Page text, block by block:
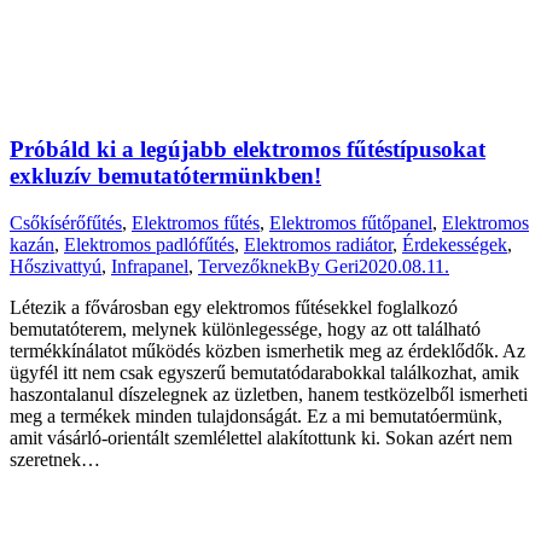
Próbáld ki a legújabb elektromos fűtéstípusokat
exkluzív bemutatótermünkben!
Csőkísérőfűtés, Elektromos fűtés, Elektromos fűtőpanel, Elektromos
kazán, Elektromos padlófűtés, Elektromos radiátor, Érdekességek,
Hőszivattyú, Infrapanel, TervezőknekBy Geri2020.08.11.
Létezik a fővárosban egy elektromos fűtésekkel foglalkozó
bemutatóterem, melynek különlegessége, hogy az ott található
termékkínálatot működés közben ismerhetik meg az érdeklődők. Az
ügyfél itt nem csak egyszerű bemutatódarabokkal találkozhat, amik
haszontalanul díszelegnek az üzletben, hanem testközelből ismerheti
meg a termékek minden tulajdonságát. Ez a mi bemutatóermünk,
amit vásárló-orientált szemlélettel alakítottunk ki. Sokan azért nem
szeretnek…